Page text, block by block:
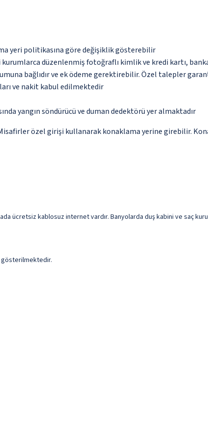
yeri politikasına göre değişiklik gösterebilir
düzenlenmiş fotoğraflı kimlik ve kredi kartı,
bağlıdır ve ek ödeme gerektirebilir. Özel talepler
ve nakit kabul edilmektedir
yangın söndürücü ve duman dedektörü yer almaktadır
özel girişi kullanarak konaklama yerine girebilir.
ücretsiz kablosuz internet vardır. Banyolarda duş kabini ve saç
gösterilmektedir.